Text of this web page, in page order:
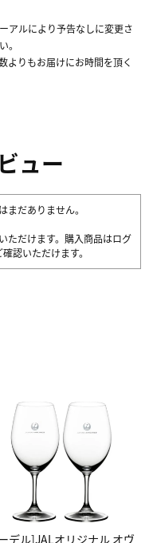
アルにより予告なしに変更さ
。
よりもお届けにお時間を頂く
ュー
まだありません。
ただけます。購入商品はログ
認いただけます。
デル]JALオリジナル オヴ